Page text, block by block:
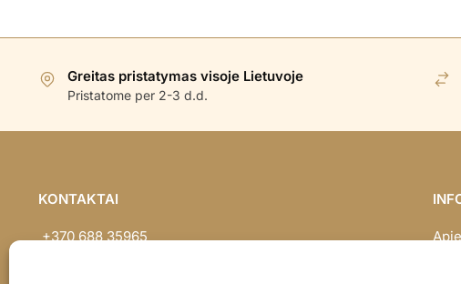
Greitas pristatymas visoje Lietuvoje
Pristatome per 2-3 d.d.
KONTAKTAI
+370 688 35965